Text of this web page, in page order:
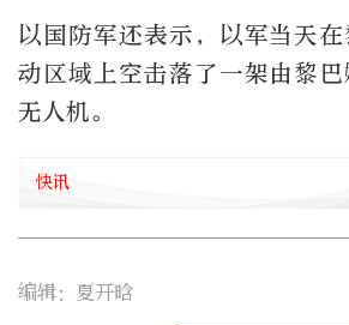
以国防军还表示，以军当天
动区域上空击落了一架由黎
无人机。
快讯
编辑：夏开晗